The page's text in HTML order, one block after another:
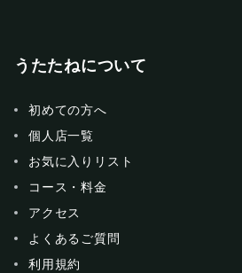
うたたねについて
初めての方へ
個人店一覧
お気に入りリスト
コース・料金
アクセス
よくあるご質問
利用規約